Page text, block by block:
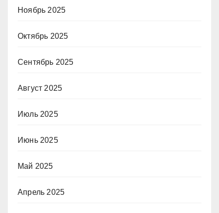
Ноябрь 2025
Октябрь 2025
Сентябрь 2025
Август 2025
Июль 2025
Июнь 2025
Май 2025
Апрель 2025